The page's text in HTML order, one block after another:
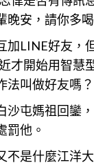
晚安，請你多喝
加LINE好友，
才開始用智慧
法叫做好友嗎？
沙屯媽祖回鑾
罰他。
不是什麼江洋